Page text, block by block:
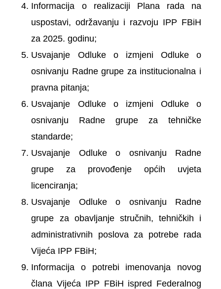
Informacija o realizaciji Plana rada na
uspostavi, održavanju i razvoju IPP FBiH
za 2025. godinu;
Usvajanje Odluke o izmjeni Odluke o
osnivanju Radne grupe za institucionalna i
pravna pitanja;
Usvajanje Odluke o izmjeni Odluke o
osnivanju Radne grupe za tehničke
standarde;
Usvajanje Odluke o osnivanju Radne
grupe za provođenje općih uvjeta
licenciranja;
Usvajanje Odluke o osnivanju Radne
grupe za obavljanje stručnih, tehničkih i
administrativnih poslova za potrebe rada
Vijeća IPP FBiH;
Informacija o potrebi imenovanja novog
člana Vijeća IPP FBiH ispred Federalnog